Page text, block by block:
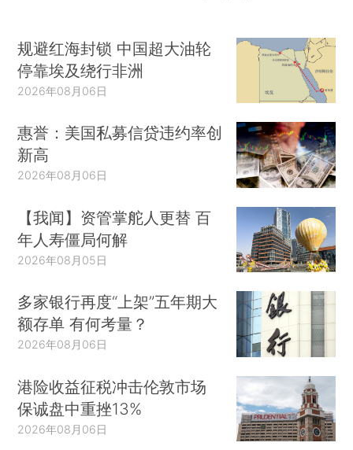
规避红海封锁 中国超大油轮
停靠埃及绕行非洲
2026年08月06日
惠誉：美国私募信贷违约率创
新高
2026年08月06日
【我闻】资管掌舵人更替 百
年人寿僵局何解
2026年08月05日
多家银行再度“上架”五年期大
额存单 有何考量？
2026年08月06日
港险收益征税冲击伦敦市场
保诚盘中重挫13%
2026年08月06日